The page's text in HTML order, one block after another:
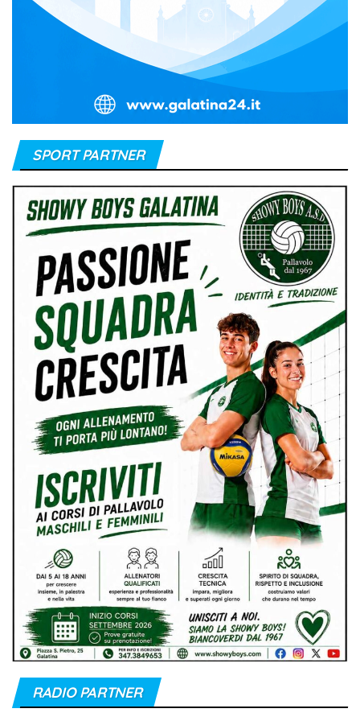
SPORT PARTNER
RADIO PARTNER